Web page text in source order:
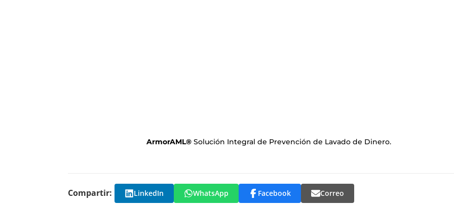
ArmorAML® Solución Integral de Prevención de Lavado de Dinero.
Compartir: LinkedIn WhatsApp Facebook Correo